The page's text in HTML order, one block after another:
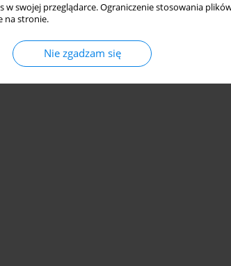
w swojej przeglądarce. Ograniczenie stosowania
na stronie.
Nie zgadzam się
© 2006-2026 Journal hosting platform by